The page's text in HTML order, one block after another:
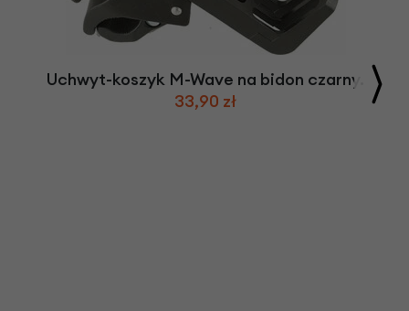
Uchwyt-koszyk M-Wave na bidon czarny.
33,90 zł